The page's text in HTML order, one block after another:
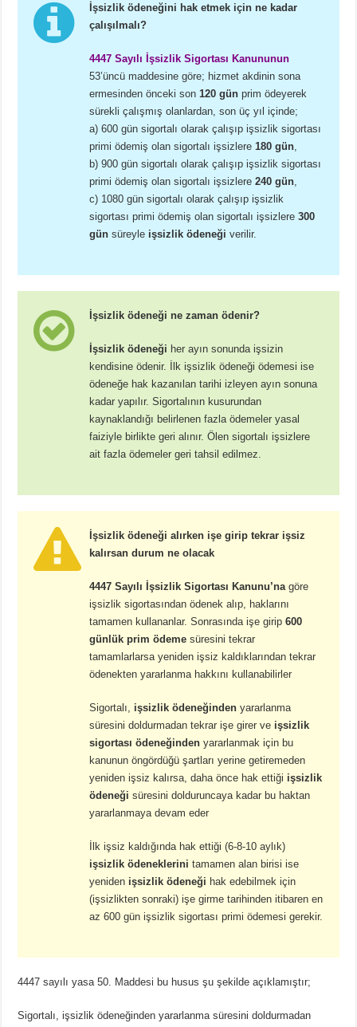
İşsizlik ödeneğini hak etmek için ne kadar
çalışılmalı?
4447 Sayılı İşsizlik Sigortası Kanununun
53’üncü maddesine göre; hizmet akdinin sona
ermesinden önceki son 120 gün prim ödeyerek
sürekli çalışmış olanlardan, son üç yıl içinde;
a) 600 gün sigortalı olarak çalışıp işsizlik sigortası
primi ödemiş olan sigortalı işsizlere 180 gün
b) 900 gün sigortalı olarak çalışıp işsizlik sigortası
primi ödemiş olan sigortalı işsizlere240 gün
c) 1080 gün sigortalı olarak çalışıp işsizlik
sigortası primi ödemiş olan sigortalı işsizlere300
gün süreyle işsizlik ödeneği verilir.
İşsizlik ödeneği ne zaman ödenir?
İşsizlik ödeneği her ayın sonunda işsizin
kendisine ödenir. İlk işsizlik ödeneği ödemesi ise
ödeneğe hak kazanılan tarihi izleyen ayın sonuna
kadar yapılır. Sigortalının kusurundan
kaynaklandığı belirlenen fazla ödemeler yasal
faiziyle birlikte geri alınır. Ölen sigortalı işsizlere
ait fazla ödemeler geri tahsil edilmez.
İşsizlik ödeneği alırken işe girip tekrar işsiz
kalırsan durum ne olacak
4447 Sayılı İşsizlik Sigortası Kanunu’na göre
işsizlik sigortasından ödenek alıp, haklarını
tamamen kullananlar. Sonrasında işe girip600
günlük prim ödeme süresini tekrar
tamamlarlarsa yeniden işsiz kaldıklarından tekrar
ödenekten yararlanma hakkını kullanabilirler
Sigortalı, işsizlik ödeneğinden yararlanma
süresini doldurmadan tekrar işe girer ve işsizlik
sigortası ödeneğinden yararlanmak için bu
kanunun öngördüğü şartları yerine getiremeden
yeniden işsiz kalırsa, daha önce hak ettiği işsizlik
ödeneği süresini dolduruncaya kadar bu haktan
yararlanmaya devam eder
İlk işsiz kaldığında hak ettiği (6-8-10 aylık)
işsizlik ödeneklerini tamamen alan birisi ise
yeniden işsizlik ödeneği hak edebilmek için
(işsizlikten sonraki) işe girme tarihinden itibaren en
az 600 gün işsizlik sigortası primi ödemesi gerekir.
4447 sayılı yasa 50. Maddesi bu husus şu şekilde açıklamıştır;
Sigortalı, işsizlik ödeneğinden yararlanma süresini doldurmadan